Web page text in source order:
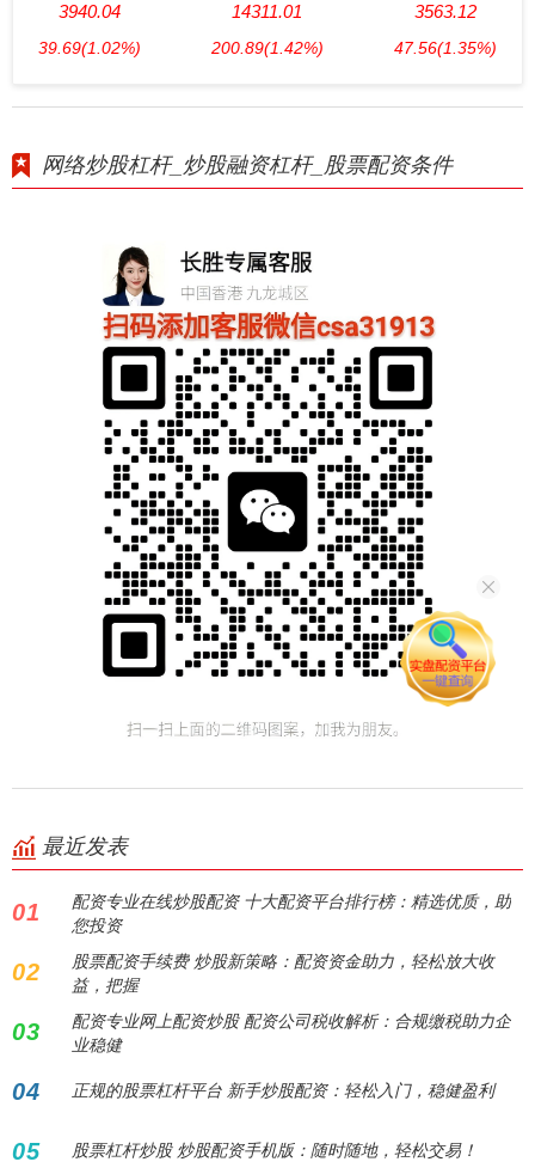
3940.04
39.69(1.02%)
14311.01
200.89(1.42%)
3563.12
47.56(1.35%)
网络炒股杠杆_炒股融资杠杆_股票配资条件
最近发表
01
配资专业在线炒股配资 十大配资平台排行榜：精选优质，助
您投资
02
股票配资手续费 炒股新策略：配资资金助力，轻松放大收
益，把握
03
配资专业网上配资炒股 配资公司税收解析：合规缴税助力企
业稳健
04 正规的股票杠杆平台 新手炒股配资：轻松入门，稳健盈利
05 股票杠杆炒股 炒股配资手机版：随时随地，轻松交易！